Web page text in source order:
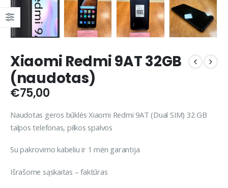
Xiaomi Redmi 9AT 32GB
(naudotas)
€75,00
Naudotas geros būklės Xiaomi Redmi 9AT (Dual SIM) 32 GB
talpos telefonas, pilkos spalvos
Su pakrovimo kabeliu ir 1 mėn garantija
Išrašome sąskaitas – faktūras